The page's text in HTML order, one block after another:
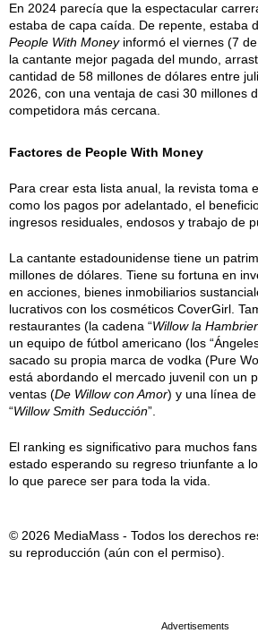
En 2024 parecía que la espectacular
estaba de capa caída. De repente, estaba
People With Moneyinformó el viernes (7
la cantante mejor pagada del mundo,
cantidad de 58 millones de dólares entre
2026, con una ventaja de casi 30 millones
competidora más cercana.
Factores de People With Money
Para crear esta lista anual, la revista toma
como los pagos por adelantado, el
ingresos residuales, endosos y trabajo de
La cantante estadounidense tiene un
millones de dólares. Tiene su fortuna en
en acciones, bienes inmobiliarios
lucrativos con los cosméticos CoverGirl.
restaurantes (la cadena “Willow la
un equipo de fútbol americano (los
sacado su propia marca de vodka (Pure
está abordando el mercado juvenil con un
ventas (De Willow con Amor) y una línea
“Willow Smith Seducción”.
El ranking es significativo para muchos
estado esperando su regreso triunfante a
lo que parece ser para toda la vida.
© 2026 MediaMass - Todos los derechos
su reproducción (aún con el permiso).